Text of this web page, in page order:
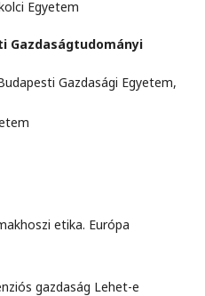
Egyetem
Gazdaságtudományi
Gazdasági Egyetem,
etika. Európa
gazdaság Lehet-e